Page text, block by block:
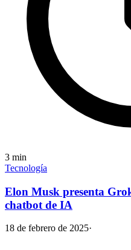
3 min
Tecnología
Elon Musk presenta
chatbot de IA
18 de febrero de 2025·